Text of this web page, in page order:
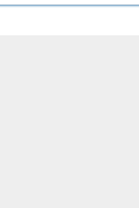
1995 年 6 月